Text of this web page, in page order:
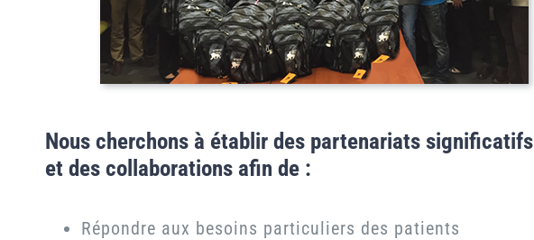
Nous cherchons à établir des partenariats significatifs
et des collaborations afin de :
Répondre aux besoins particuliers des patients